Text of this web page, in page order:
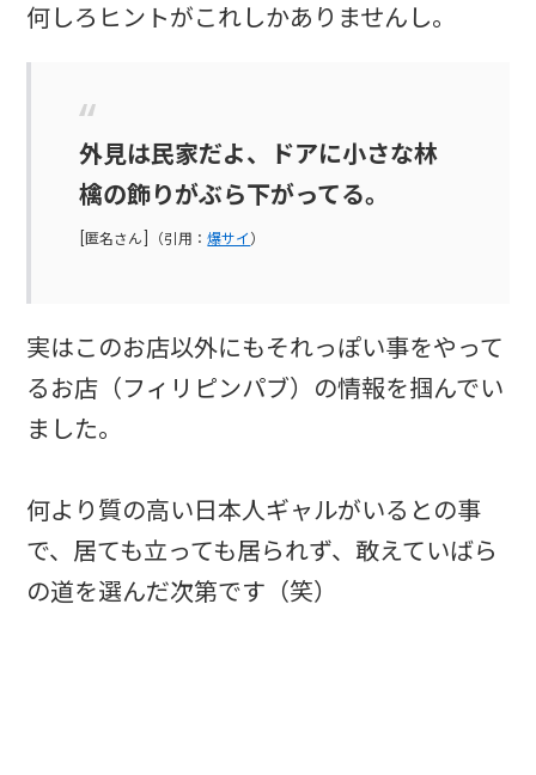
何しろヒントがこれしかありませんし。
外見は民家だよ、ドアに小さな林
檎の飾りがぶら下がってる。
[匿名さん]（引用：爆サイ）
実はこのお店以外にもそれっぽい事をやって
るお店（フィリピンパブ）の情報を掴んでい
ました。
何より質の高い日本人ギャルがいるとの事
で、居ても立っても居られず、敢えていばら
の道を選んだ次第です（笑）